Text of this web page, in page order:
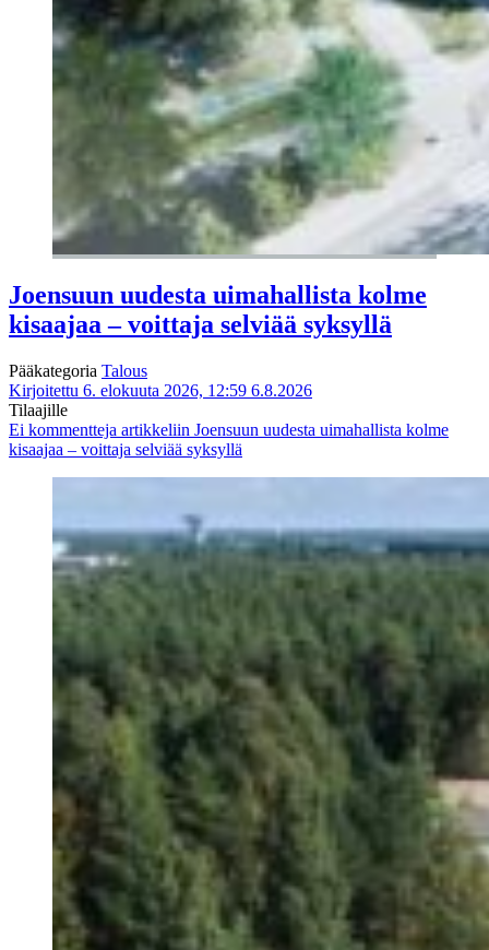
Joensuun uudesta uimahallista kolme
kisaajaa – voittaja selviää syksyllä
Pääkategoria Talous
Kirjoitettu 6. elokuuta 2026, 12:59 6.8.2026
Tilaajille
Ei kommentteja artikkeliin Joensuun uudesta uimahallista kolme
kisaajaa – voittaja selviää syksyllä